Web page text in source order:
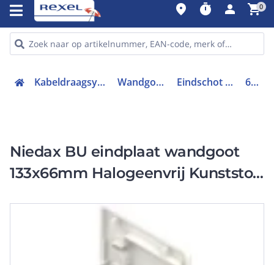
place timer person shopping_cart0
Kabeldraagsystemen en goten Wandgoten en zuilen Eindschot wandgoot/zuil 641413
Niedax BU eindplaat wandgoot
133x66mm Halogeenvrij Kunststof